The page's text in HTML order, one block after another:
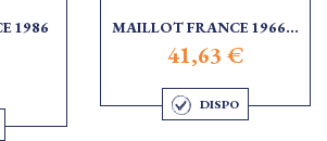
1986
MAILLOT FRANCE 1966...
41,63 €
DISPO